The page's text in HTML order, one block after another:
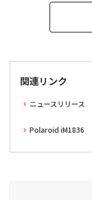
関連リンク
ニュースリリース
Polaroid iM1836